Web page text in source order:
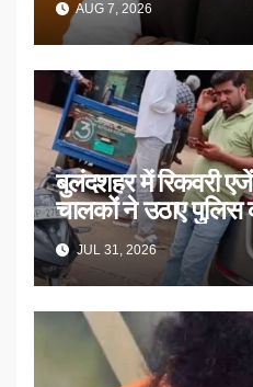
AUG 7, 2026
बुलंदशहर में रिकवरी एजेंटों की
चालकों ने उठाए पुलिस
JUL 31, 2026